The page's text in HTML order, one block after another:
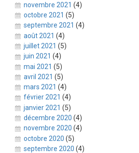
novembre 2021 (4)
octobre 2021 (5)
septembre 2021 (4)
août 2021 (4)
juillet 2021 (5)
juin 2021 (4)
mai 2021 (5)
avril 2021 (5)
mars 2021 (4)
février 2021 (4)
janvier 2021 (5)
décembre 2020 (4)
novembre 2020 (4)
octobre 2020 (5)
septembre 2020 (4)